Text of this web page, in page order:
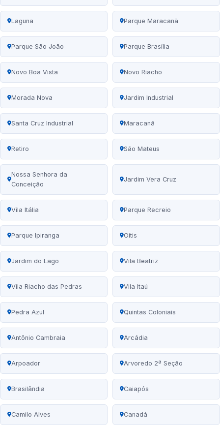
Laguna Parque Maracanã
Parque São João Parque Brasília
Novo Boa Vista Novo Riacho
Morada Nova Jardim Industrial
Santa Cruz Industrial Maracanã
Retiro São Mateus
Nossa Senhora da
Conceição
Jardim Vera Cruz
Vila Itália Parque Recreio
Parque Ipiranga Oitis
Jardim do Lago Vila Beatriz
Vila Riacho das Pedras Vila Itaú
Pedra Azul Quintas Coloniais
Antônio Cambraia Arcádia
Arpoador Arvoredo 2ª Seção
Brasilândia Caiapós
Camilo Alves Canadá